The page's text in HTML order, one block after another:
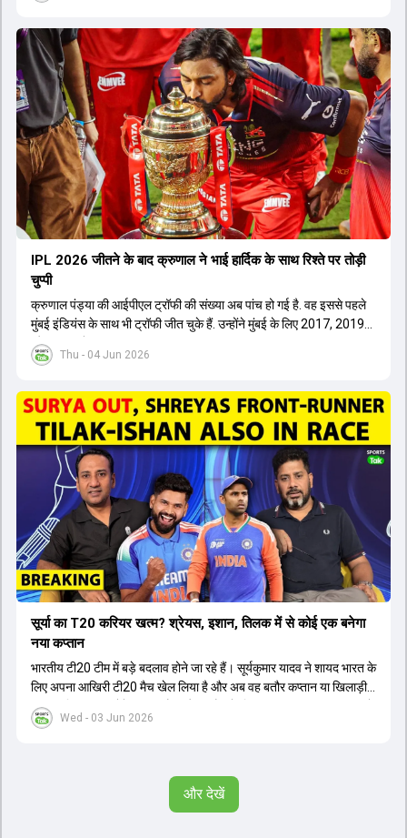
Thu - 04 Jun 2026
IPL 2026 जीतने के बाद क्रुणाल ने भाई हार्द‍िक के साथ र‍िश्ते पर तोड़ी
चुप्पी
क्रुणाल पंड्या की आईपीएल ट्रॉफी की संख्या अब पांच हो गई है. वह इससे पहले
मुंबई इंडियंस के साथ भी ट्रॉफी जीत चुके हैं. उन्होंने मुंबई के लिए 2017, 2019
और 2020 में ट्रॉफी जीती थी.
Wed - 03 Jun 2026
सूर्या का T20 करियर खत्म? श्रेयस, इशान, तिलक में से कोई एक बनेगा
नया कप्तान
भारतीय टी20 टीम में बड़े बदलाव होने जा रहे हैं। सूर्यकुमार यादव ने शायद भारत के
लिए अपना आखिरी टी20 मैच खेल लिया है और अब वह बतौर कप्तान या खिलाड़ी
टीम का हिस्सा नहीं होंगे। आयरलैंड और इंग्लैंड के खिलाफ आगामी टी20 सीरीज के
लिए नए कप्तान की तलाश जारी है। इस रेस में श्रेयस अय्यर सबसे आगे चल रहे
दौड़ से बाहर हैं। आगामी सीरीज के लिए वैभव सूर्यवंशी को तीसरे ओपनर के तौर पर
टीम में शामिल किया जाएगा, जबकि अभिषेक शर्मा और संजू सैमसन पहली पसंद
और देखें